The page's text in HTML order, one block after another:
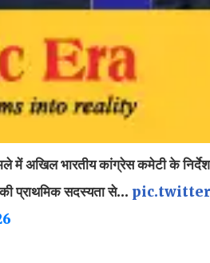
में अखिल भारतीय कांग्रेस कमेटी के
की प्राथमिक सदस्यता से…